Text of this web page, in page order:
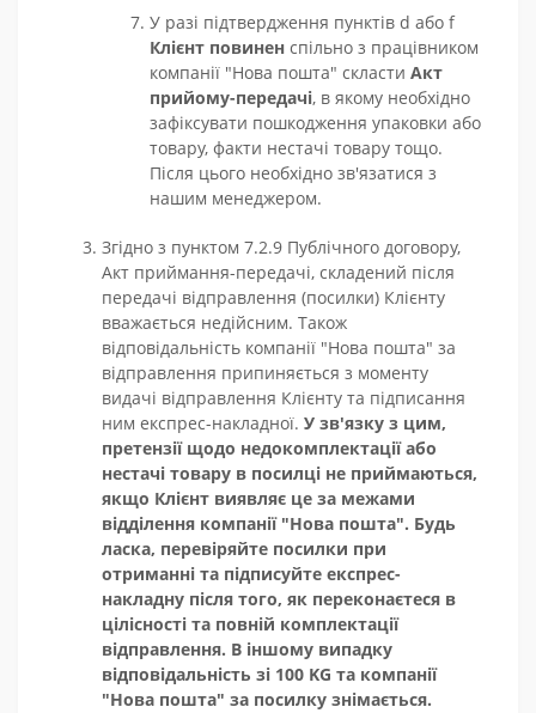
У разі підтвердження пунктів d або f
Клієнт повинен спільно з працівником
компанії "Нова пошта" скласти Акт
прийому-передачі, в якому необхідно
зафіксувати пошкодження упаковки або
товару, факти нестачі товару тощо.
Після цього необхідно зв'язатися з
нашим менеджером.
Згідно з пунктом 7.2.9 Публічного договору,
Акт приймання-передачі, складений після
передачі відправлення (посилки) Клієнту
вважається недійсним. Також
відповідальність компанії "Нова пошта" за
відправлення припиняється з моменту
видачі відправлення Клієнту та підписання
ним експрес-накладної. У зв'язку з цим,
претензії щодо недокомплектації або
нестачі товару в посилці не приймаються,
якщо Клієнт виявляє це за межами
відділення компанії "Нова пошта". Будь
ласка, перевіряйте посилки при
отриманні та підписуйте експрес-
накладну після того, як переконаєтеся в
цілісності та повній комплектації
відправлення. В іншому випадку
відповідальність зі 100 KG та компанії
"Нова пошта" за посилку знімається.